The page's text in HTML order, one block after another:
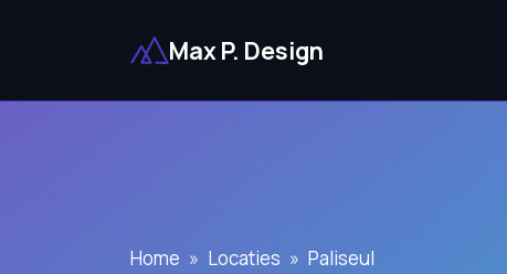
Max P. Design
Home Locaties Paliseul